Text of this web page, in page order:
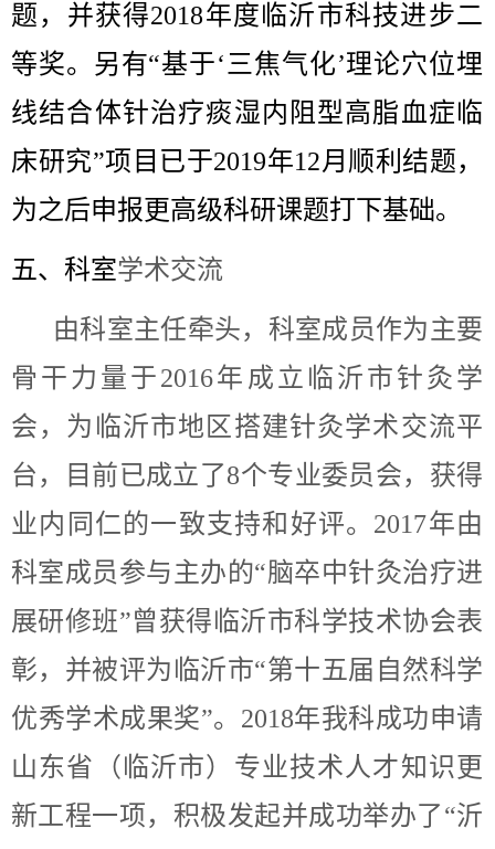
题，并获得2018年度临沂市科技进步二
等奖。另有“基于‘三焦气化’理论穴位埋
线结合体针治疗痰湿内阻型高脂血症临
床研究”项目已于2019年12月顺利结题，
为之后申报更高级科研课题打下基础。
五、科室学术交流
由科室主任牵头，科室成员作为主要
骨干力量于2016年成立临沂市针灸学
会，为临沂市地区搭建针灸学术交流平
台，目前已成立了8个专业委员会，获得
业内同仁的一致支持和好评。2017年由
科室成员参与主办的“脑卒中针灸治疗进
展研修班”曾获得临沂市科学技术协会表
彰，并被评为临沂市“第十五届自然科学
优秀学术成果奖”。2018年我科成功申请
山东省（临沂市）专业技术人才知识更
新工程一项，积极发起并成功举办了“沂